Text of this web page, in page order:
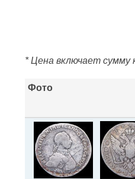
* Цена включает сумму
Фото